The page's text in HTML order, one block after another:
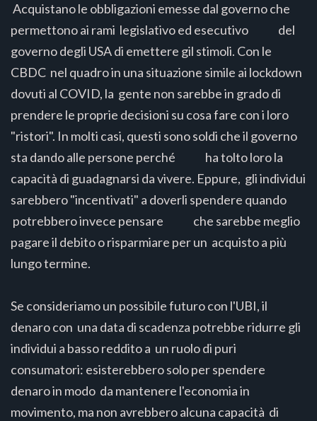
Acquistano le obbligazioni emesse dal governo che
permettono ai rami legislativo ed esecutivo del
governo degli USA di emettere gil stimoli. Con le
CBDC nel quadro in una situazione simile ai lockdown
dovuti al COVID, la gente non sarebbe in grado di
prendere le proprie decisioni su cosa fare con i loro
"ristori". In molti casi, questi sono soldi che il governo
sta dando alle persone perché ha tolto loro la
capacità di guadagnarsi da vivere. Eppure, gli individui
sarebbero "incentivati" a doverli spendere quando
potrebbero invece pensare che sarebbe meglio
pagare il debito o risparmiare per un acquisto a più
lungo termine.
Se consideriamo un possibile futuro con l'UBI, il
denaro con una data di scadenza potrebbe ridurre gli
individui a basso reddito a un ruolo di puri
consumatori: esisterebbero solo per spendere
denaro in modo da mantenere l'economia in
movimento, ma non avrebbero alcuna capacità di